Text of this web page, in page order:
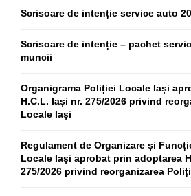
Scrisoare de intenție service auto
Scrisoare de intenție – pachet
muncii
Organigrama Poliției Locale Iași
H.C.L. Iași nr. 275/2026 privind
Locale Iași
Regulament de Organizare și
Locale Iași aprobat prin adoptarea
275/2026 privind reorganizarea